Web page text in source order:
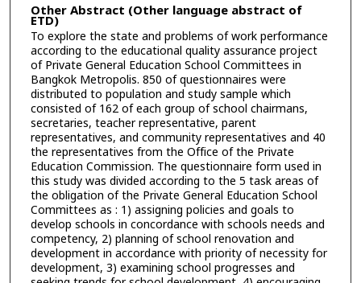
Other Abstract (Other language abstract of
ETD)
To explore the state and problems of work performance
according to the educational quality assurance project
of Private General Education School Committees in
Bangkok Metropolis. 850 of questionnaires were
distributed to population and study sample which
consisted of 162 of each group of school chairmans,
secretaries, teacher representative, parent
representatives, and community representatives and 40
the representatives from the Office of the Private
Education Commission. The questionnaire form used in
this study was divided according to the 5 task areas of
the obligation of the Private General Education School
Committees as : 1) assigning policies and goals to
develop schools in concordance with schools needs and
competency, 2) planning of school renovation and
development in accordance with priority of necessity for
development, 3) examining school progresses and